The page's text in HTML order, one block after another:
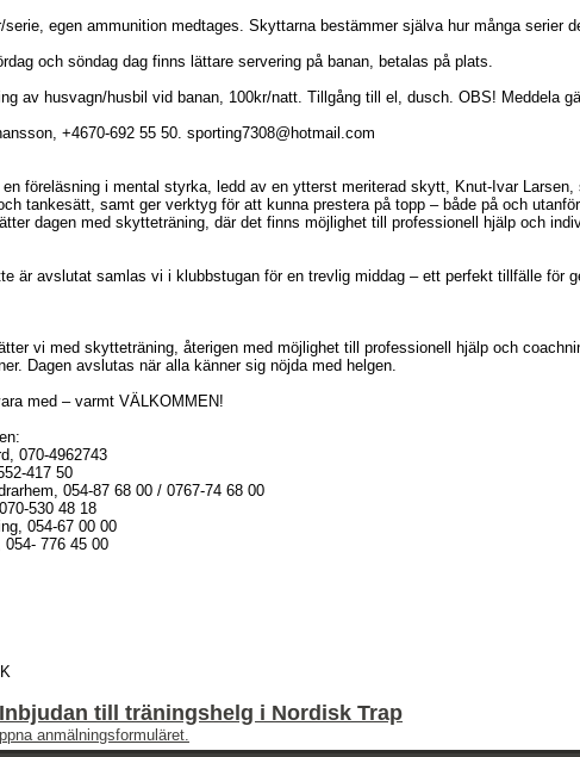
egen ammunition medtages. Skyttarna bestämmer själva hur många serier
och söndag dag finns lättare servering på banan, betalas på plats.
av husvagn/husbil vid banan, 100kr/natt. Tillgång till el, dusch. OBS! Meddela
+4670-692 55 50. sporting7308@hotmail.com
en föreläsning i mental styrka, ledd av en ytterst meriterad skytt, Knut-Ivar
tankesätt, samt ger verktyg för att kunna prestera på topp – både på och
dagen med skytteträning, där det finns möjlighet till professionell hjälp och
är avslutat samlas vi i klubbstugan för en trevlig middag – ett perfekt tillfälle för
vi med skytteträning, återigen med möjlighet till professionell hjälp och
Dagen avslutas när alla känner sig nöjda med helgen.
med – varmt VÄLKOMMEN!
070-4962743
417 50
054-87 68 00 / 0767-74 68 00
530 48 18
054-67 00 00
776 45 00
till träningshelg i Nordisk Trap
anmälningsformuläret.